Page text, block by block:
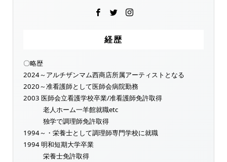
経歴
〇略歴
2024～アルチザンマム西商店所属アーティストとなる
2020～准看護師として医師会病院勤務
2003 医師会立看護学校卒業/准看護師免許取得
老人ホーム一羊館就職etc
独学で調理師免許取得
1994～・栄養士として調理師専門学校に就職
1994 明和短期大学卒業
栄養士免許取得